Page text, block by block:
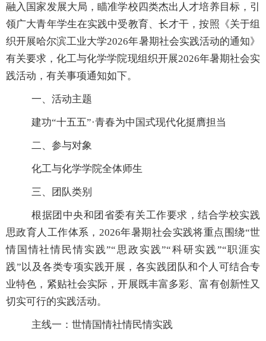
融入国家发展大局，瞄准学校四类杰出人才培养目标，引
领广大青年学生在实践中受教育、长才干，按照《关于组
织开展哈尔滨工业大学2026年暑期社会实践活动的通知》
有关要求，化工与化学学院现组织开展2026年暑期社会实
践活动，有关事项通知如下。
一、活动主题
建功“十五五”·青春为中国式现代化挺膺担当
二、参与对象
化工与化学学院全体师生
三、团队类别
根据团中央和团省委有关工作要求，结合学校实践
思政育人工作体系， 2026年暑期社会实践将重点围绕“世
情国情社情民情实践”“ 思政实践”“科研实践”“职涯实
践” 以及各类专项实践开展，各实践团队和个人可结合专
业特色，紧贴社会实际，开展既丰富多彩、富有创新性又
切实可行的实践活动。
主线一：世情国情社情民情实践